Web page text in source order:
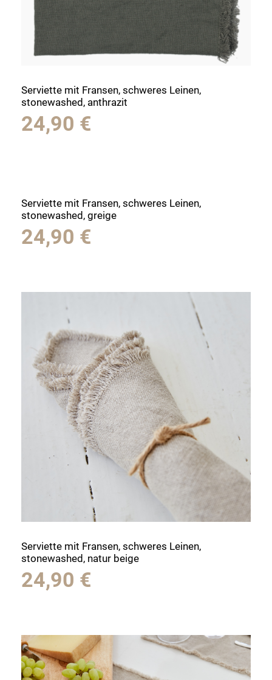
Serviette mit Fransen, schweres Leinen,
stonewashed, anthrazit
24,90 €
Serviette mit Fransen, schweres Leinen,
stonewashed, greige
24,90 €
Serviette mit Fransen, schweres Leinen,
stonewashed, natur beige
24,90 €